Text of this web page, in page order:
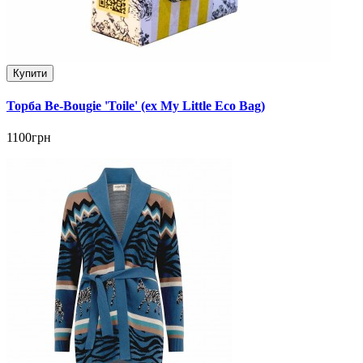
Купити
Торба Be-Bougie 'Toile' (ex My Little Eco Bag)
1100грн